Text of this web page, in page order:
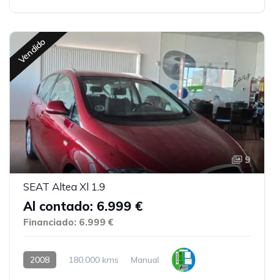
Vendido
9
SEAT Altea Xl 1.9
Al contado: 6.999 €
Financiado: 6.999 €
2008 180.000 kms Manual